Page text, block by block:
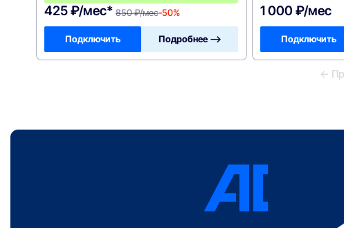
425 ₽/мес* 850 ₽/мес-50%
Подключить Подробнее —>
1 000 ₽/мес
Подключить
←